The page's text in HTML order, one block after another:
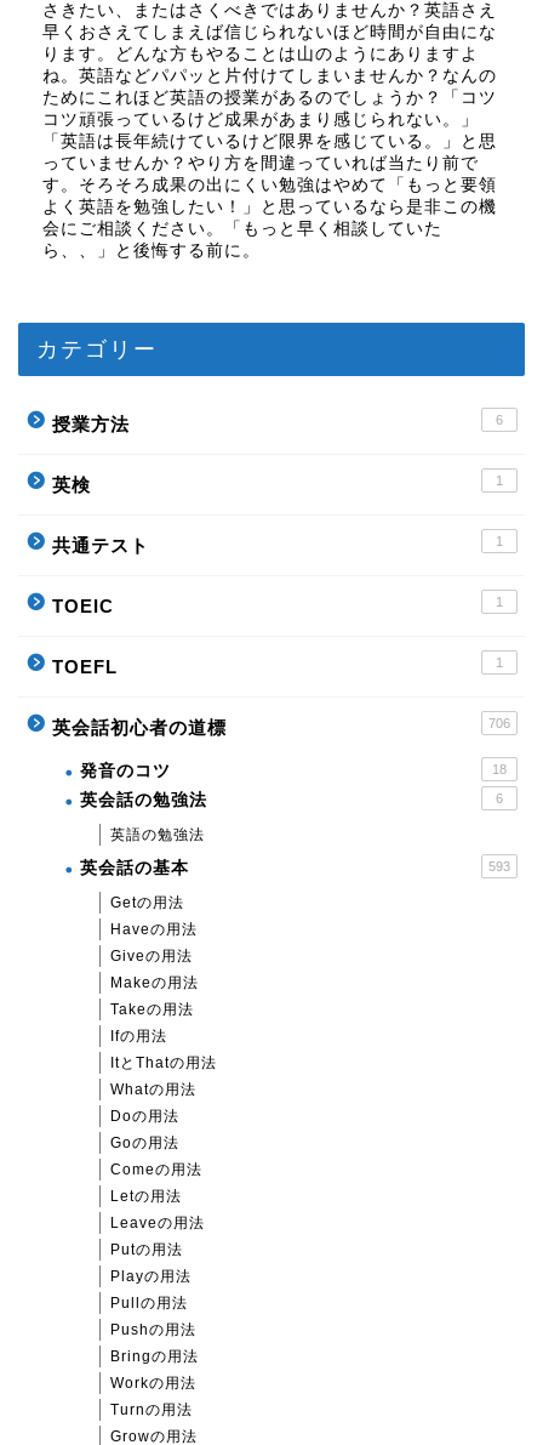
さきたい、またはさくべきではありませんか？英語さえ
早くおさえてしまえば信じられないほど時間が自由にな
ります。どんな方もやることは山のようにありますよ
ね。英語などパパッと片付けてしまいませんか？なんの
ためにこれほど英語の授業があるのでしょうか？「コツ
コツ頑張っているけど成果があまり感じられない。」
「英語は長年続けているけど限界を感じている。」と思
っていませんか？やり方を間違っていれば当たり前で
す。そろそろ成果の出にくい勉強はやめて「もっと要領
よく英語を勉強したい！」と思っているなら是非この機
会にご相談ください。「もっと早く相談していた
ら、、」と後悔する前に。
カテゴリー
授業方法 6
英検 1
共通テスト 1
TOEIC 1
TOEFL 1
英会話初心者の道標 706
発音のコツ 18
英会話の勉強法 6
英語の勉強法
英会話の基本 593
Getの用法
Haveの用法
Giveの用法
Makeの用法
Takeの用法
Ifの用法
ItとThatの用法
Whatの用法
Doの用法
Goの用法
Comeの用法
Letの用法
Leaveの用法
Putの用法
Playの用法
Pullの用法
Pushの用法
Bringの用法
Workの用法
Turnの用法
Growの用法